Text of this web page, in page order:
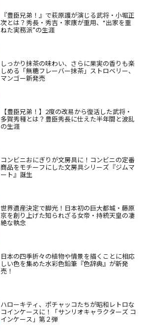
『豊臣兄弟！』で萩原護が演じる武将・小堀正
次とは？秀長・秀吉・家康が重用、“出家を重
ねた実務派”の生涯
しっかり抹茶の味わい、さらに果実の香りも楽
しめる「無糖フレーバー抹茶」ストロベリー、
マンゴー新発売
【豊臣兄弟！】2度の改易から復活した武将・
多賀秀種とは？豊臣秀長に仕えた半年間と波乱
の生涯
コンビニおにぎりが文房具に！コンビニの定番
商品をモチーフにした文房具シリーズ『ジムマ
ート』誕生
世界遺産決定で脚光！日本初の巨大都城・藤原
京を創り上げた知られざる女帝・持統天皇の凄
絶な執念
日本の四季折々の植物や情景を描くことに相応
しい色を集めた水彩色鉛筆『色辞典』が新発
売！
ハローキティ、ポチャッコたちが昭和レトロな
コインケースに！「サンリオキャラクターズ コ
インケース」第２弾